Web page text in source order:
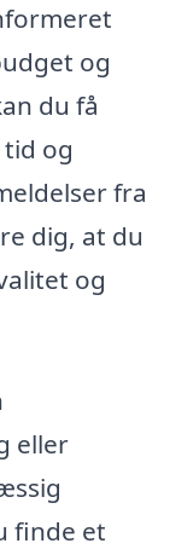
og
du få
og
fra
dig, at du
og
eller
finde et